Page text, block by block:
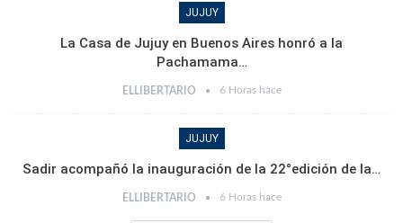
JUJUY
La Casa de Jujuy en Buenos Aires honró a la
Pachamama…
ELLIBERTARIO 6 Horas hace
JUJUY
Sadir acompañó la inauguración de la 22°edición de la…
ELLIBERTARIO 6 Horas hace